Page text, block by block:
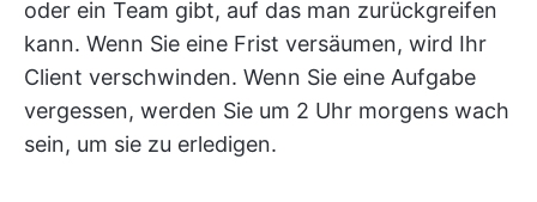
oder ein Team gibt, auf das man zurückgreifen
kann. Wenn Sie eine Frist versäumen, wird Ihr
Client verschwinden. Wenn Sie eine Aufgabe
vergessen, werden Sie um 2 Uhr morgens wach
sein, um sie zu erledigen.